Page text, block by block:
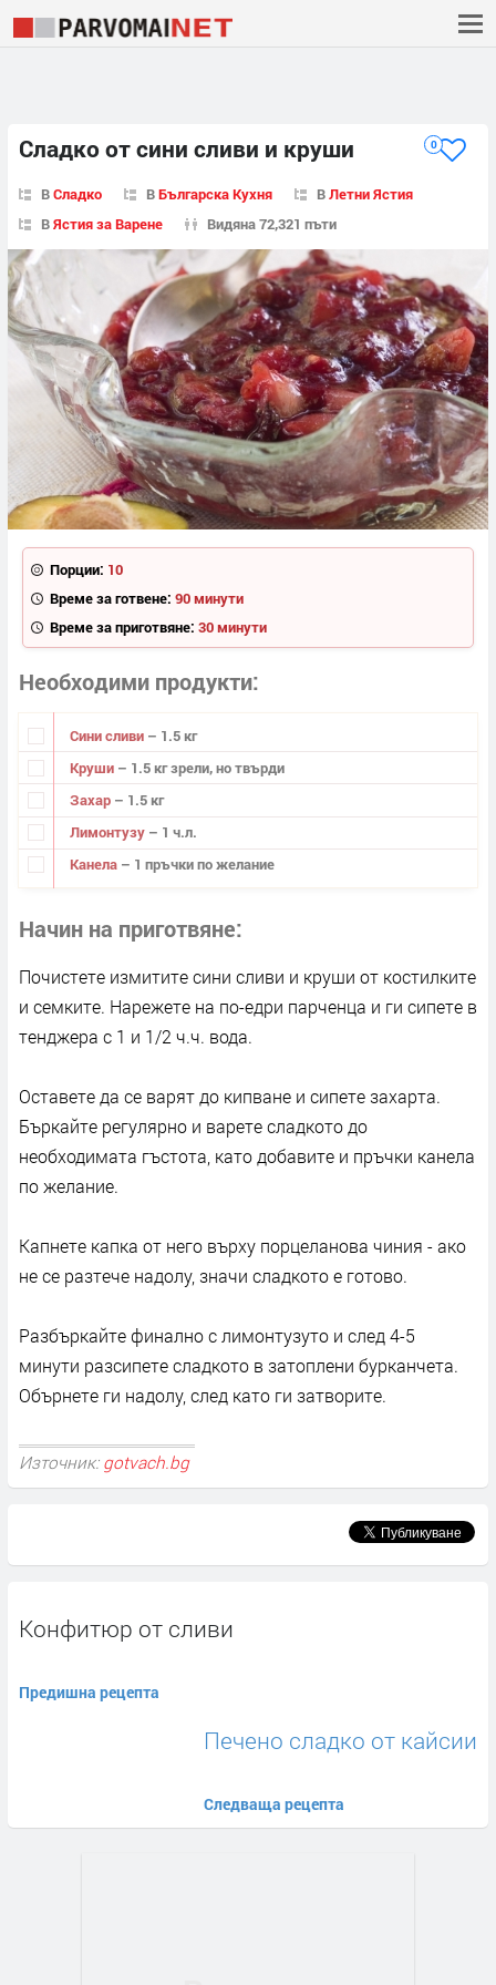
Сладко от сини сливи и круши 0
ВСладко ВБългарска Кухня ВЛетни Ястия
ВЯстия за Варене Видяна 72,321 пъти
Порции: 10
Време за готвене: 90 минути
Време за приготвяне: 30 минути
Необходими продукти
Сини сливи – 1.5 кг
Круши – 1.5 кг зрели, но твърди
Захар – 1.5 кг
Лимонтузу – 1 ч.л.
Канела – 1 пръчки по желание
Начин на приготвяне
Почистете измитите сини сливи и круши от костилките
и семките. Нарежете на по-едри парченца и ги сипете в
тенджера с 1 и 1/2 ч.ч. вода.
Оставете да се варят до кипване и сипете захарта.
Бъркайте регулярно и варете сладкото до
необходимата гъстота, като добавите и пръчки канела
по желание.
Капнете капка от него върху порцеланова чиния - ако
не се разтече надолу, значи сладкото е готово.
Разбъркайте финално с лимонтузуто и след 4-5
минути разсипете сладкото в затоплени бурканчета.
Обърнете ги надолу, след като ги затворите.
Източник: gotvach.bg
Конфитюр от сливи
Предишна рецепта
Печено сладко от кайсии
Следваща рецепта